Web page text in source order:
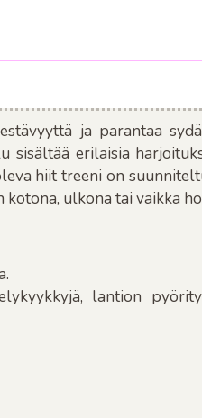
ja parantaa
sisältää erilaisia
hiit treeni on
ulkona tai vaikka
lantion